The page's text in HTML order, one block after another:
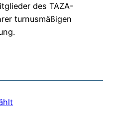
des TAZA-
turnusmäßigen